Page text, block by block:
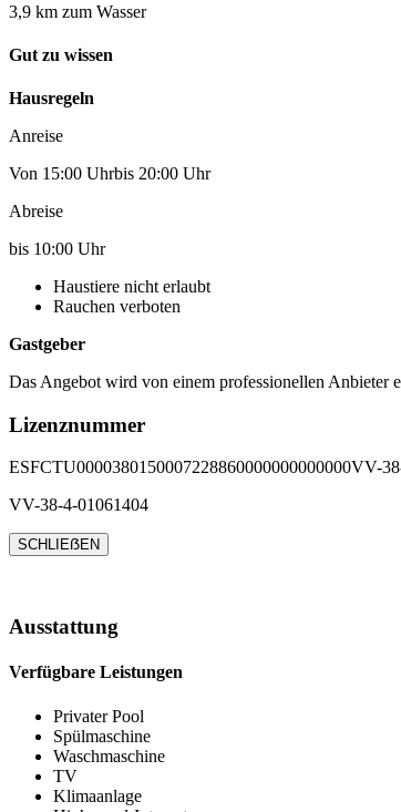
3,9 km zum Wasser
Gut zu wissen
Hausregeln
Anreise
Von 15:00 Uhrbis 20:00 Uhr
Abreise
bis 10:00 Uhr
Haustiere nicht erlaubt
Rauchen verboten
Gastgeber
Das Angebot wird von einem professionellen Anbieter
Lizenznummer
ESFCTU0000380150007228860000000000000VV-
VV-38-4-01061404
SCHLIEẞEN
Ausstattung
Verfügbare Leistungen
Privater Pool
Spülmaschine
Waschmaschine
TV
Klimaanlage